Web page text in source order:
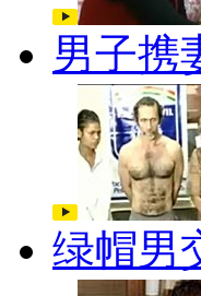
男子携
绿帽男